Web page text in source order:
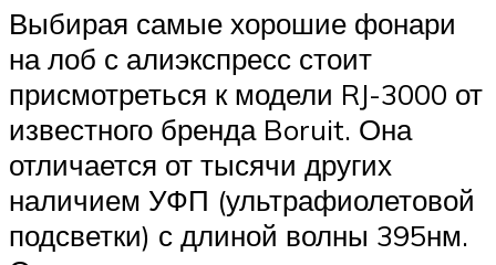
Выбирая самые хорошие фонари
на лоб с алиэкспресс стоит
присмотреться к модели RJ-3000 от
известного бренда Boruit. Она
отличается от тысячи других
наличием УФП (ультрафиолетовой
подсветки) с длиной волны 395нм.